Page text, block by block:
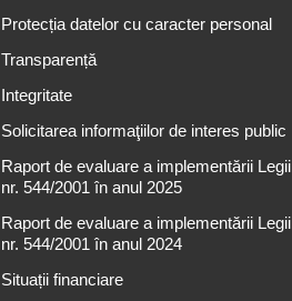
Protecția datelor cu caracter personal
Transparență
Integritate
Solicitarea informaţiilor de interes public
Raport de evaluare a implementării Legii
nr. 544/2001 în anul 2025
Raport de evaluare a implementării Legii
nr. 544/2001 în anul 2024
Situații financiare